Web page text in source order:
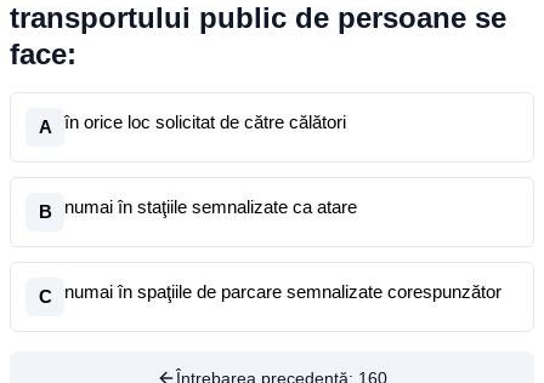
transportului public de persoane se
face:
A în orice loc solicitat de către călători
B numai în staţiile semnalizate ca atare
C numai în spaţiile de parcare semnalizate corespunzător
Întrebarea precedentă: 160